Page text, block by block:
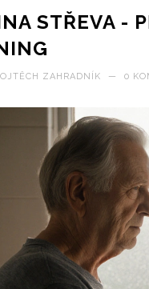
STŘEVA -
ZAHRADNÍK — 0